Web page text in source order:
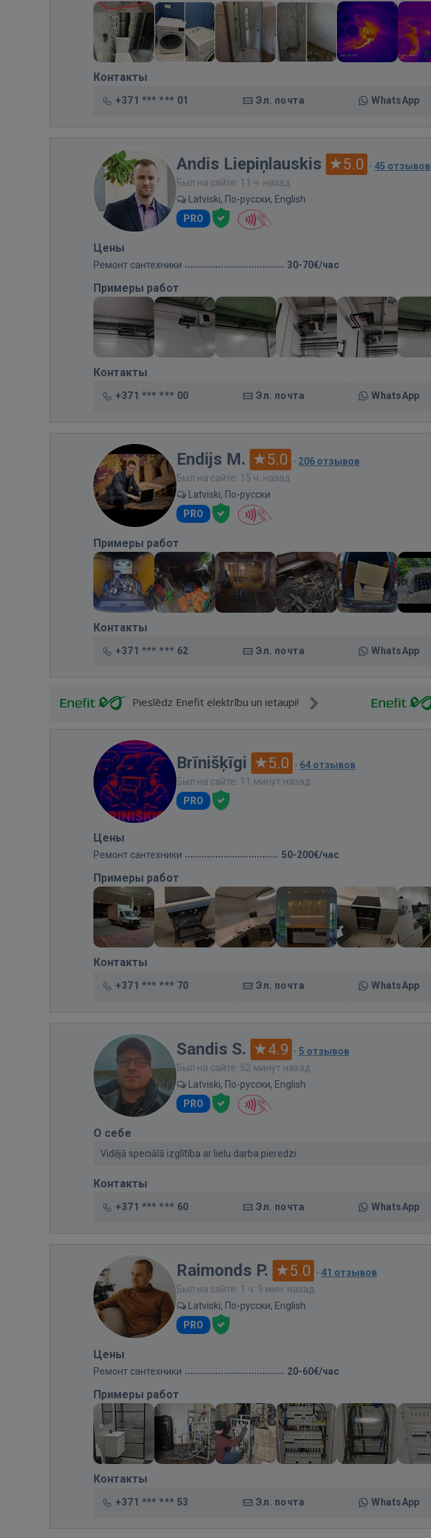
Контакты
+371 *** *** 01 Эл. почта WhatsApp
Andis Liepiņlauskis 5.0 · 45 отзывов
Был на сайте: 11 ч. назад
Latviski, По-русски, English
PRO
Цены
Ремонт сантехники 30-70€/час
Примеры работ
Контакты
+371 *** *** 00 Эл. почта WhatsApp
Endijs M. 5.0 · 206 отзывов
Был на сайте: 15 ч. назад
Latviski, По-русски
PRO
Примеры работ
Контакты
+371 *** *** 62 Эл. почта WhatsApp
Pieslēdz Enefit elektrību un ietaupi!
Brīnišķīgi 5.0 · 64 отзывов
Был на сайте: 11 минут назад
PRO
Цены
Ремонт сантехники 50-200€/час
Примеры работ
Контакты
+371 *** *** 70 Эл. почта WhatsApp
Sandis S. 4.9 · 5 отзывов
Был на сайте: 52 минут назад
Latviski, По-русски, English
PRO
О себе
Vidējā speciālā izglītība ar lielu darba pieredzi.
Контакты
+371 *** *** 60 Эл. почта WhatsApp
Raimonds P. 5.0 · 41 отзывов
Был на сайте: 1 ч. 9 мин. назад
Latviski, По-русски, English
PRO
Цены
Ремонт сантехники 20-60€/час
Примеры работ
Контакты
+371 *** *** 53 Эл. почта WhatsApp